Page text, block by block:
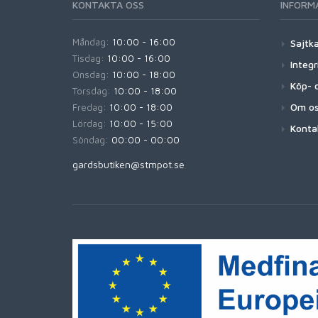
KONTAKTA OSS
Måndag: 10:00 - 16:00
Tisdag: 10:00 - 16:00
Onsdag: 10:00 - 18:00
Torsdag: 10:00 - 18:00
Fredag: 10:00 - 18:00
Lördag: 10:00 - 15:00
Söndag: 00:00 - 00:00
gardsbutiken@stmpot.se
Köp-
Om